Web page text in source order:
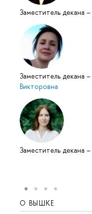
Заместитель декана –
Заместитель декана –
Викторовна
Заместитель декана –
О ВЫШКЕ